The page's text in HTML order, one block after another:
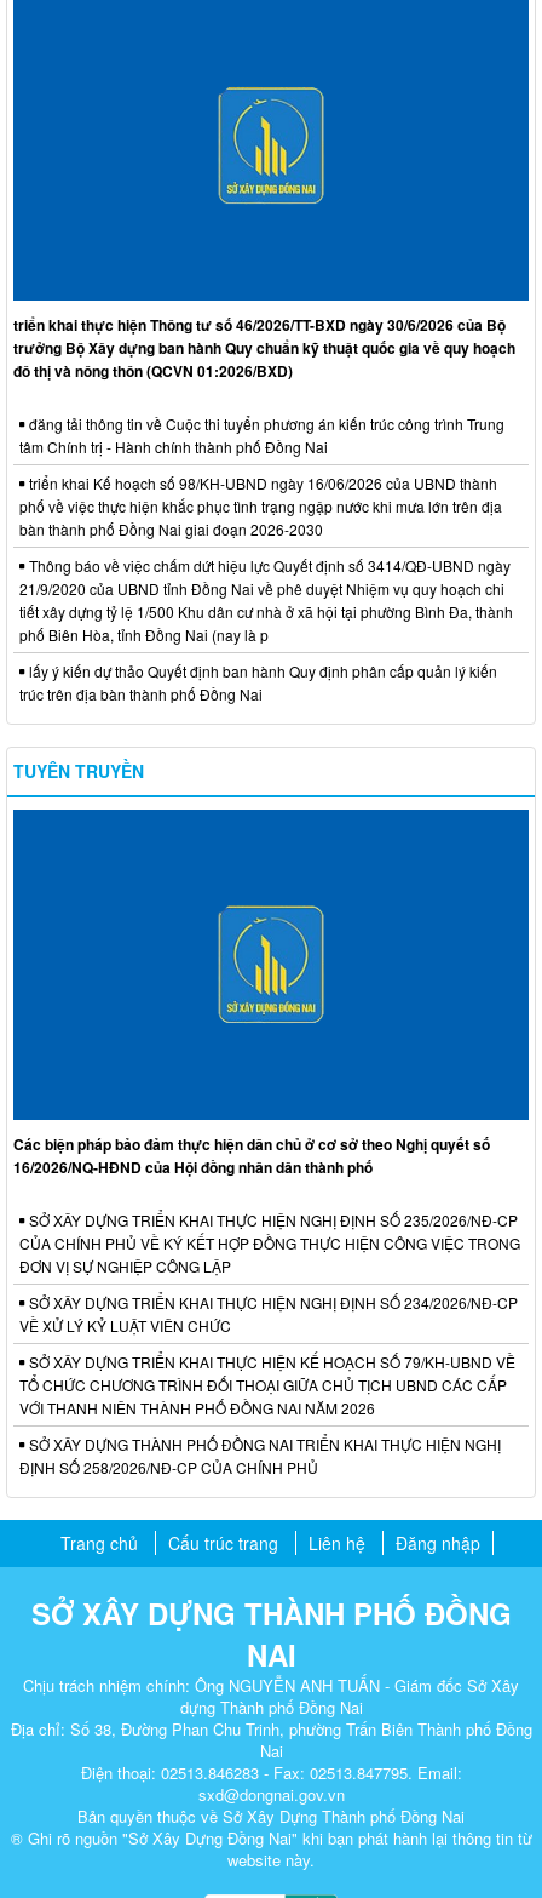
triển khai thực hiện Thông tư số 46/2026/TT-BXD ngày 30/6/2026 của Bộ
trưởng Bộ Xây dựng ban hành Quy chuẩn kỹ thuật quốc gia về quy hoạch
đô thị và nông thôn (QCVN 01:2026/BXD)
đăng tải thông tin về Cuộc thi tuyển phương án kiến trúc công trình Trung
tâm Chính trị - Hành chính thành phố Đồng Nai
triển khai Kế hoạch số 98/KH-UBND ngày 16/06/2026 của UBND thành
phố về việc thực hiện khắc phục tình trạng ngập nước khi mưa lớn trên địa
bàn thành phố Đồng Nai giai đoạn 2026-2030
Thông báo về việc chấm dứt hiệu lực Quyết định số 3414/QĐ-UBND ngày
21/9/2020 của UBND tỉnh Đồng Nai về phê duyệt Nhiệm vụ quy hoạch chi
tiết xây dựng tỷ lệ 1/500 Khu dân cư nhà ở xã hội tại phường Bình Đa, thành
phố Biên Hòa, tỉnh Đồng Nai (nay là p
lấy ý kiến dự thảo Quyết định ban hành Quy định phân cấp quản lý kiến
trúc trên địa bàn thành phố Đồng Nai
TUYÊN TRUYỀN
Các biện pháp bảo đảm thực hiện dân chủ ở cơ sở theo Nghị quyết số
16/2026/NQ-HĐND của Hội đồng nhân dân thành phố
SỞ XÂY DỰNG TRIỂN KHAI THỰC HIỆN NGHỊ ĐỊNH SỐ 235/2026/NĐ-CP
CỦA CHÍNH PHỦ VỀ KÝ KẾT HỢP ĐỒNG THỰC HIỆN CÔNG VIỆC TRONG
ĐƠN VỊ SỰ NGHIỆP CÔNG LẬP
SỞ XÂY DỰNG TRIỂN KHAI THỰC HIỆN NGHỊ ĐỊNH SỐ 234/2026/NĐ-CP
VỀ XỬ LÝ KỶ LUẬT VIÊN CHỨC
SỞ XÂY DỰNG TRIỂN KHAI THỰC HIỆN KẾ HOẠCH SỐ 79/KH-UBND VỀ
TỔ CHỨC CHƯƠNG TRÌNH ĐỐI THOẠI GIỮA CHỦ TỊCH UBND CÁC CẤP
VỚI THANH NIÊN THÀNH PHỐ ĐỒNG NAI NĂM 2026
SỞ XÂY DỰNG THÀNH PHỐ ĐỒNG NAI TRIỂN KHAI THỰC HIỆN NGHỊ
ĐỊNH SỐ 258/2026/NĐ-CP CỦA CHÍNH PHỦ
Trang chủ Cấu trúc trang Liên hệ Đăng nhập
SỞ XÂY DỰNG THÀNH PHỐ ĐỒNG
NAI
Chịu trách nhiệm chính: Ông NGUYỄN ANH TUẤN - Giám đốc Sở Xây
dựng Thành phố Đồng Nai
Địa chỉ: Số 38, Đường Phan Chu Trinh, phường Trấn Biên Thành phố Đồng
Nai
Điện thoại: 02513.846283 - Fax: 02513.847795. Email:
sxd@dongnai.gov.vn
Bản quyền thuộc về Sở Xây Dựng Thành phố Đồng Nai
® Ghi rõ nguồn "Sở Xây Dựng Đồng Nai" khi bạn phát hành lại thông tin từ
website này.​